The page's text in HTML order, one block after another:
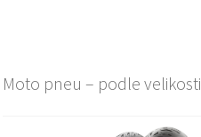
Moto pneu – podle velikosti